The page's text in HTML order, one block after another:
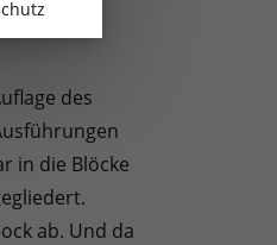
des
in die Blöcke
ab. Und da